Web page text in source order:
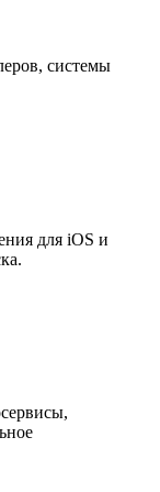
системы
для iOS и